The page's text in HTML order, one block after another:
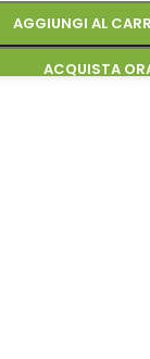
AGGIUNGI AL
ACQUISTA